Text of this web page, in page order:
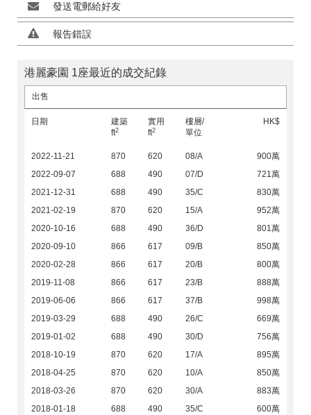
發送電郵給好友
報告錯誤
港麗豪園 1座最近的成交紀錄
出售
日期
建築
ft2
實用
ft2
樓層/
單位
HK$
2022-11-21 870 620 08/A
900萬
2022-09-07
688 490 07/D
721萬
2021-12-31
688 490 35/C
830萬
2021-02-19
870 620 15/A
952萬
2020-10-16
688 490 36/D
801萬
2020-09-10
866 617 09/B
850萬
2020-02-28
866 617 20/B
800萬
2019-11-08
866 617 23/B
888萬
2019-06-06
866 617 37/B
998萬
2019-03-29
688 490 26/C
669萬
2019-01-02
688 490 30/D
756萬
2018-10-19
870 620 17/A
895萬
2018-04-25
870 620 10/A
850萬
2018-03-26
870 620 30/A
883萬
2018-01-18
688 490 35/C
600萬